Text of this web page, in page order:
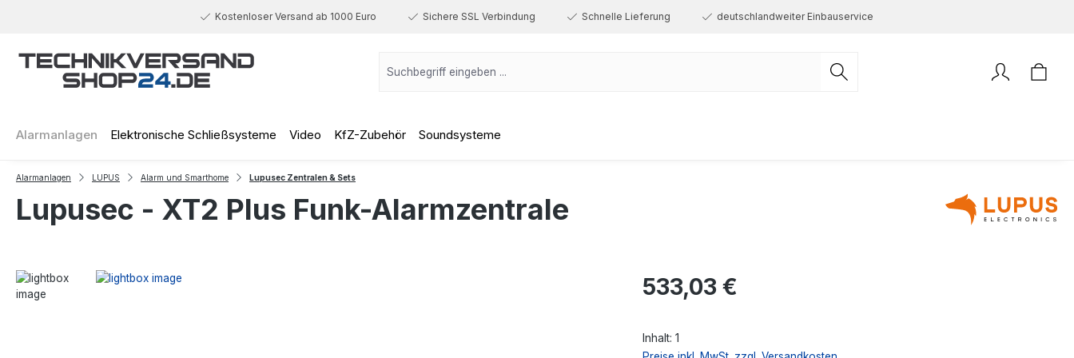
Kostenloser Versand ab 1000 Euro Sichere SSL Verbindung Schnelle Lieferung deutschlandweiter Einbauservice
Alarmanlagen Elektronische Schließsysteme Video KfZ-Zubehör Soundsysteme
Alarmanlagen LUPUS Alarm und Smarthome Lupusec Zentralen & Sets
Lupusec - XT2 Plus Funk-Alarmzentrale
Regulärer Preis:
533,03 €
Inhalt: 1